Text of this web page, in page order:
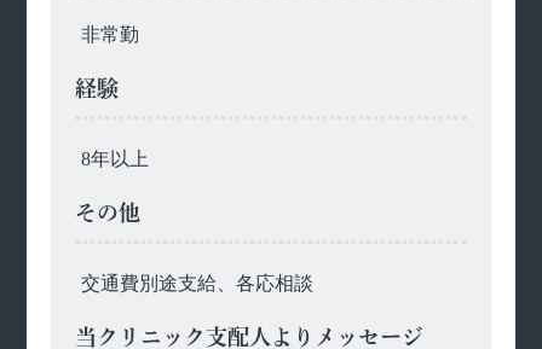
非常勤
経験
8年以上
その他
交通費別途支給、各応相談
当クリニック支配人よりメッセージ